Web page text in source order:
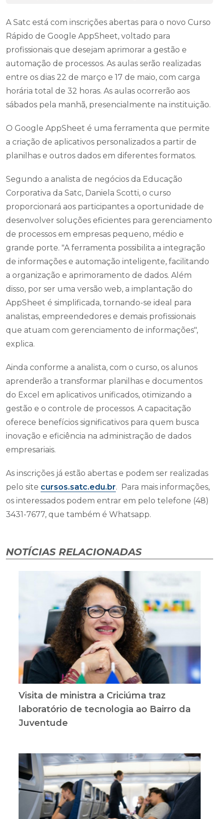
A Satc está com inscrições abertas para o novo Curso
Rápido de Google AppSheet, voltado para
profissionais que desejam aprimorar a gestão e
automação de processos. As aulas serão realizadas
entre os dias 22 de março e 17 de maio, com carga
horária total de 32 horas. As aulas ocorrerão aos
sábados pela manhã, presencialmente na instituição.
O Google AppSheet é uma ferramenta que permite
a criação de aplicativos personalizados a partir de
planilhas e outros dados em diferentes formatos.
Segundo a analista de negócios da Educação
Corporativa da Satc, Daniela Scotti, o curso
proporcionará aos participantes a oportunidade de
desenvolver soluções eficientes para gerenciamento
de processos em empresas pequeno, médio e
grande porte. "A ferramenta possibilita a integração
de informações e automação inteligente, facilitando
a organização e aprimoramento de dados. Além
disso, por ser uma versão web, a implantação do
AppSheet é simplificada, tornando-se ideal para
analistas, empreendedores e demais profissionais
que atuam com gerenciamento de informações",
explica.
Ainda conforme a analista, com o curso, os alunos
aprenderão a transformar planilhas e documentos
do Excel em aplicativos unificados, otimizando a
gestão e o controle de processos. A capacitação
oferece benefícios significativos para quem busca
inovação e eficiência na administração de dados
empresariais.
As inscrições já estão abertas e podem ser realizadas
pelo site cursos.satc.edu.br. Para mais informações,
os interessados podem entrar em pelo telefone (48)
3431-7677, que também é Whatsapp.
NOTÍCIAS RELACIONADAS
Visita de ministra a Criciúma traz
laboratório de tecnologia ao Bairro da
Juventude